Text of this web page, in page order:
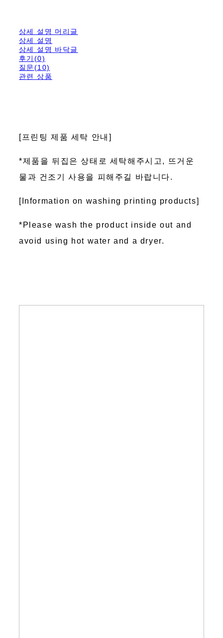
상세 설명 머리글
상세 설명
상세 설명 바닥글
후기(0)
질문(10)
관련 상품
[프린팅 제품 세탁 안내]
*제품을 뒤집은 상태로 세탁해주시고, 뜨거운
물과 건조기 사용을 피해주길 바랍니다.
[Information on washing printing products]
*Please wash the product inside out and
avoid using hot water and a dryer.